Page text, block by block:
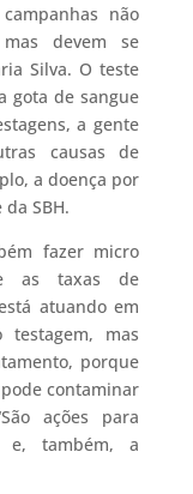
não
devem se
Silva. O teste
gota de sangue
a gente
causas de
a doença por
SBH.
fazer micro
as taxas de
atuando em
testagem, mas
porque
contaminar
ações para
e, também, a